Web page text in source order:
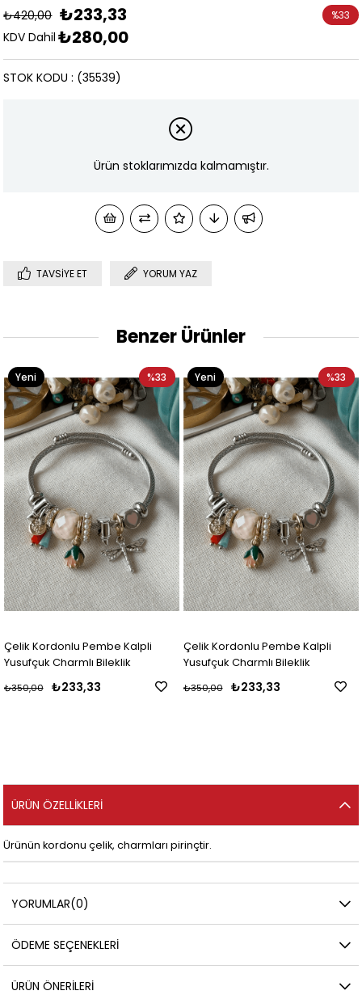
₺420,00 ₺233,33
KDV Dahil ₺280,00
%33
(35539)
STOK KODU
Ürün stoklarımızda kalmamıştır.
TAVSIYE ET YORUM YAZ
Benzer Ürünler
Çelik Kordonlu Pembe Kalpli
Yusufçuk Charmlı Bileklik
₺233,33
₺350,00
%33
Yeni
Ürün
Çelik Kordonlu Pembe Kalpli
Yusufçuk Charmlı Bileklik
₺233,33
₺350,00
%33
Yeni
Ürün
ÜRÜN ÖZELLIKLERI
Ürünün kordonu çelik, charmları pirinçtir.
YORUMLAR(0)
ÖDEME SEÇENEKLERI
ÜRÜN ÖNERILERI